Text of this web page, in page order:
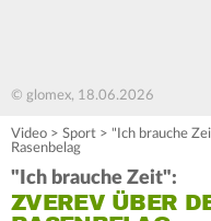
© glomex, 18.06.2026
Video > Sport > "Ich brauche
Rasenbelag
"Ich brauche Zeit":
ZVEREV ÜBER